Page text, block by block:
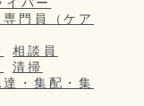
門員（ケア
相談員
清掃
・集配・集